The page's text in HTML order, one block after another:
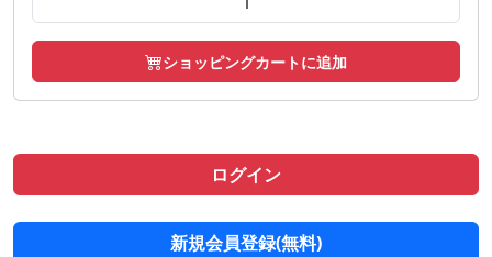
ショッピングカートに追加
ログイン
新規会員登録(無料)